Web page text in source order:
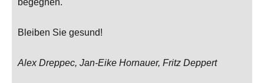
begegnen.
Bleiben Sie gesund!
Alex Dreppec, Jan-Eike Hornauer, Fritz Deppert